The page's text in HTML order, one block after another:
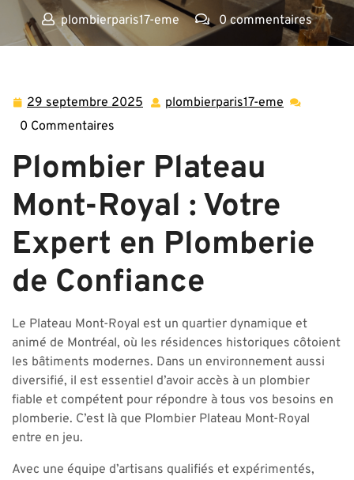
plombierparis17-eme
0 commentaires
29 septembre 2025 29 plombierparis17-eme
0 Commentaires
Plombier Plateau
Mont-Royal : Votre
Expert en Plomberie
de Confiance
Le Plateau Mont-Royal est un quartier dynamique et
animé de Montréal, où les résidences historiques côtoient
les bâtiments modernes. Dans un environnement aussi
diversifié, il est essentiel d’avoir accès à un plombier
fiable et compétent pour répondre à tous vos besoins en
plomberie. C’est là que Plombier Plateau Mont-Royal
entre en jeu.
Avec une équipe d’artisans qualifiés et expérimentés,